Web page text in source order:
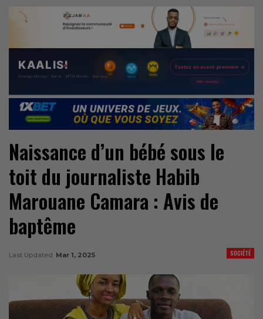
Naissance d’un bébé sous le
toit du journaliste Habib
Marouane Camara : Avis de
baptême
SOCIÉTÉ
Last Updated Mar 1, 2025